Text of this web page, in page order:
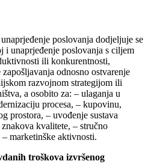
poslovanja dodjeljuje se
i unaprjeđenje poslovanja s ciljem
ili konkurentnosti,
odnosno ostvarenje
razvojnom strategijom ili
a osobito za: – ulaganja u
procesa, – kupovinu,
prostora, – uvođenje sustava
kvalitete, – stručno
marketinške aktivnosti.
troškova izvršenog